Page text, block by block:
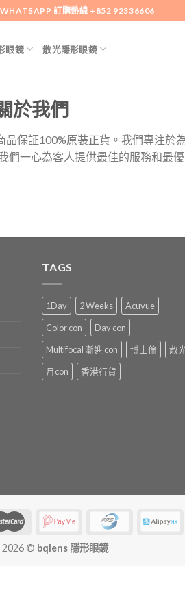
訂購熱線 +852 92336606
眼鏡 散光隱形眼鏡
於我們
保証100%原裝正貨。我們專注於
們一心為客人提供最佳的服務和最
TAGS
1Day 2 Weeks
Acuvue
Color con
Day con
Multifocal 漸進 con
博士倫
散
月con
香港行貨
2026 © bqlens 隱形眼鏡